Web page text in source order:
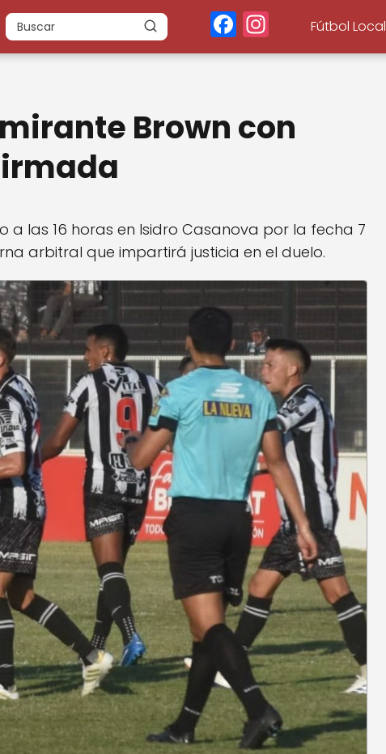
F
a
b
In
st
r
Fútbol Local
Brown con
a las 16 horas en Isidro Casanova por la fecha 7
arbitral que impartirá justicia en el duelo.